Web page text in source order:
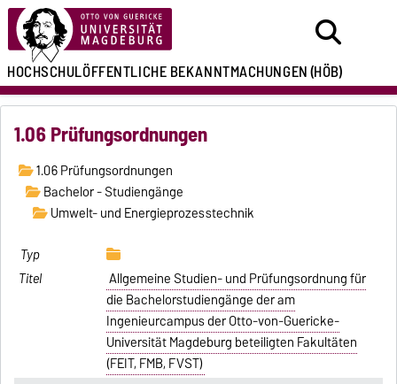
HOCHSCHULÖFFENTLICHEBEKANNTMACHUNGEN(HÖB)
1.06 Prüfungsordnungen
1.06 Prüfungsordnungen
Bachelor - Studiengänge
Umwelt- und Energieprozesstechnik
Allgemeine Studien- und Prüfungsordnung für
die Bachelorstudiengänge der am
Ingenieurcampus der Otto-von-Guericke-
Universität Magdeburg beteiligten Fakultäten
(FEIT, FMB, FVST)